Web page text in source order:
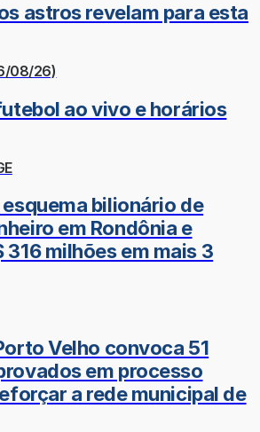
astros revelam para esta
08/26)
ao vivo e horários
bilionário de
em Rondônia e
316 milhões em mais 3
Velho convoca 51
em processo
a rede municipal de